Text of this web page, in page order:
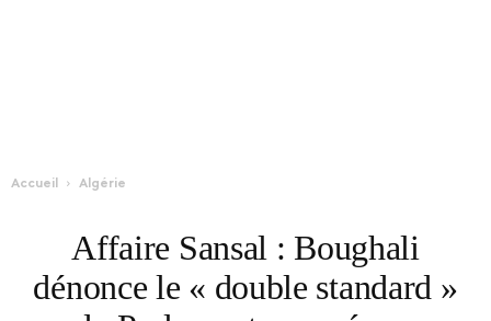
Accueil Algérie
Affaire Sansal : Boughali
dénonce le « double standard »